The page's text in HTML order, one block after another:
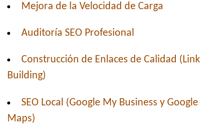
Mejora de la Velocidad de Carga
Auditoría SEO Profesional
Construcción de Enlaces de Calidad (Link
Building)
SEO Local (Google My Business y Google
Maps)